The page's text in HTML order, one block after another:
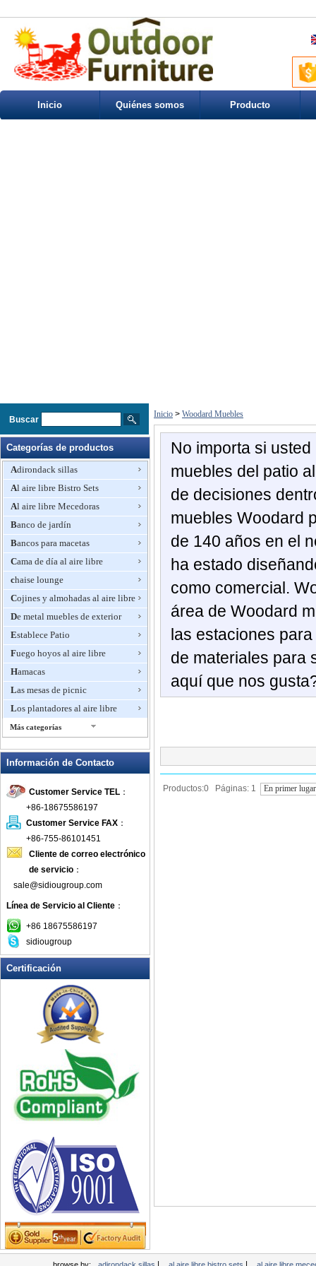
Inicio Quiénes somos Producto
Buscar
Categorías de productos
Adirondack sillas
Al aire libre Bistro Sets
Al aire libre Mecedoras
Banco de jardín
Bancos para macetas
Cama de día al aire libre
chaise lounge
Cojines y almohadas al aire libre
De metal muebles de exterior
Establece Patio
Fuego hoyos al aire libre
Hamacas
Las mesas de picnic
Los plantadores al aire libre
Más categorías
libre
Mosaico de muebles de exterior
Muebles de aluminio fundido al
aire libre
Muebles de exterior de aluminio
Muebles de exterior de bambú
muebles de jardín de plástico
Muebles de mimbre al aire libre
Muebles del hotel al aire libre
Pérgolas y Toldos
Columpios
Silla plegable
Sillas de patio al aire libre
Tabla de ocio
Woodard Muebles
Información de Contacto
Customer Service TEL ：
+86-18675586197
Customer Service FAX ：
+86-755-86101451
Cliente de correo electrónico
de servicio ：
sale@sidiougroup.com
Línea de Servicio al Cliente ：
+86 18675586197
sidiougroup
Certificación
Inicio > Woodard Muebles
No importa si
muebles del patio
de decisiones
muebles Woodard
de 140 años en el
ha estado
como comercial.
área de Woodard
las estaciones
de materiales para
aquí que nos
Productos:0 Páginas: 1 En primer lugar